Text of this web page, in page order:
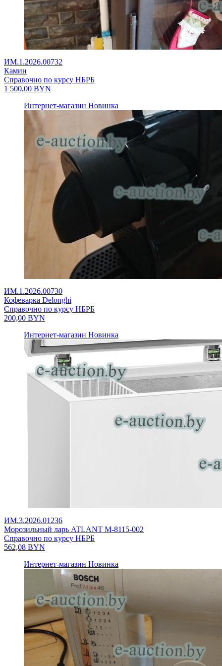
ИМ.1.2026.00732
Камин
Справочно по курсу НБРБ
1 500,00 BYN
Интернет-магазин Новинка
ИМ.1.2026.00730
Кофеварка Delonghi
Справочно по курсу НБРБ
200,00 BYN
Интернет-магазин Новинка
ИМ.3.2026.01236
Морозильный ларь ATLANT М-8115-002
Справочно по курсу НБРБ
562,08 BYN
Интернет-магазин Новинка